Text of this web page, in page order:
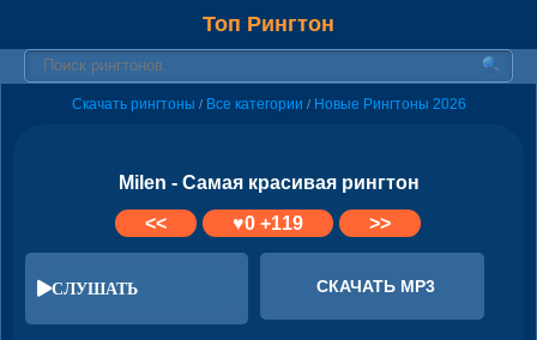
Топ Рингтон
Скачать рингтоны / Все категории / Новые Рингтоны 2026
Milen - Самая красивая рингтон
<<
♥0+119 >>
СЛУШАТЬ СКАЧАТЬ MP3